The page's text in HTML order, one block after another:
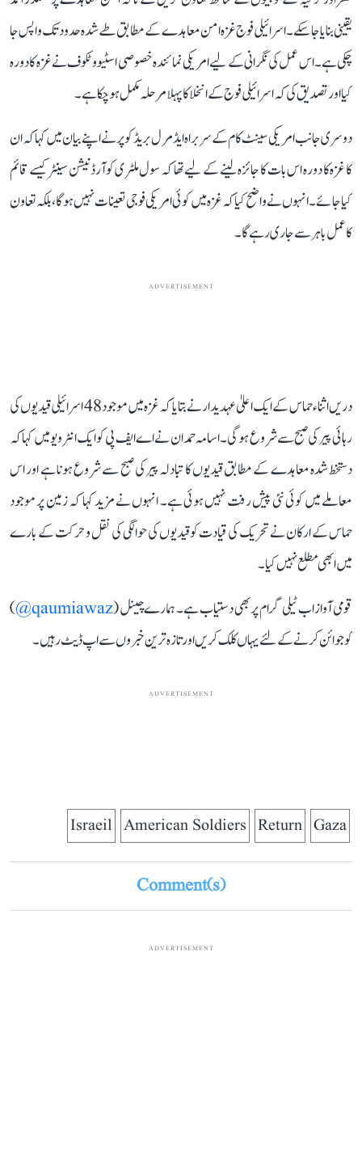
یقینی بنایا جا سکے۔ اسرائیلی فوج غزہ امن معاہدے کے مطابق طے شدہ حدود تک واپس جا
چکی ہے۔ اس عمل کی نگرانی کے لیے امریکی نمائندہ خصوصی اسٹیو وٹکوف نے غزہ کا دورہ
کیا اور تصدیق کی کہ اسرائیلی فوج کے انخلا کا پہلا مرحلہ مکمل ہو چکا ہے۔
دوسری جانب امریکی سینٹ کام کے سربراہ ایڈمرل بریڈ کوپر نے اپنے بیان میں کہا کہ ان
کا غزہ کا دورہ اس بات کا جائزہ لینے کے لیے تھا کہ سول ملٹری کوآرڈنیشن سینٹر کیسے قائم
کیا جائے۔ انہوں نے واضح کیا کہ غزہ میں کوئی امریکی فوجی تعینات نہیں ہوگا، بلکہ تعاون
کا عمل باہر سے جاری رہے گا۔
ADVERTISEMENT
دریں اثناء حماس کے ایک اعلیٰ عہدیدار نے بتایا کہ غزہ میں موجود 48 اسرائیلی قیدیوں کی
رہائی پیر کی صبح سے شروع ہوگی۔ اسامہ حمدان نے اے ایف پی کو ایک انٹرویو میں کہا کہ
دستخط شدہ معاہدے کے مطابق قیدیوں کا تبادلہ پیر کی صبح سے شروع ہونا ہے اور اس
معاملے میں کوئی نئی پیش رفت نہیں ہوئی ہے۔ انہوں نے مزید کہا کہ زمین پر موجود
حماس کے ارکان نے تحریک کی قیادت کو قیدیوں کی حوالگی کی نقل و حرکت کے بارے
میں ابھی مطلع نہیں کیا۔
قومی آواز اب ٹیلی گرام پر بھی دستیاب ہے۔ ہمارے چینل (qaumiawaz@
)
کو جوائن کرنے کے لئے یہاں کلک کریں اور تازہ ترین خبروں سے اپ ڈیٹ رہیں۔
ADVERTISEMENT
Gaza
Return
American Soldiers
Israeil
Comment(s)
ADVERTISEMENT